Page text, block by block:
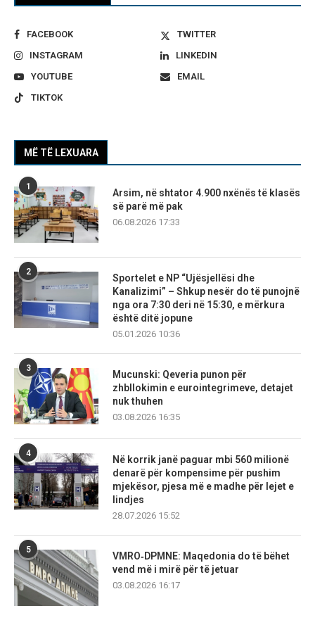
FACEBOOK
TWITTER
INSTAGRAM
LINKEDIN
YOUTUBE
EMAIL
TIKTOK
MË TË LEXUARA
1
Arsim, në shtator 4.900 nxënës të klasës
së parë më pak
06.08.2026 17:33
2
Sportelet e NP “Ujësjellësi dhe
Kanalizimi” – Shkup nesër do të punojnë
nga ora 7:30 deri në 15:30, e mërkura
është ditë jopune
05.01.2026 10:36
3
Mucunski: Qeveria punon për
zhbllokimin e eurointegrimeve, detajet
nuk thuhen
03.08.2026 16:35
4
Në korrik janë paguar mbi 560 milionë
denarë për kompensime për pushim
mjekësor, pjesa më e madhe për lejet e
lindjes
28.07.2026 15:52
5
VMRO‑DPMNE: Maqedonia do të bëhet
vend më i mirë për të jetuar
03.08.2026 16:17